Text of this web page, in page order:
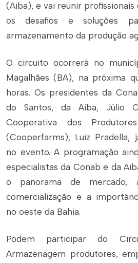
(Aiba), e vai reunir
os desafios e soluções
armazenamento da produção
O circuito ocorrerá no
Magalhães (BA), na próxima
horas. Os presidentes da
do Santos, da Aiba, Júlio
Cooperativa dos
(Cooperfarms), Luiz Pradella,
no evento. A programação
especialistas da Conab e da
o panorama de mercado,
comercialização e a
no oeste da Bahia.
Podem participar do
Armazenagem produtores,